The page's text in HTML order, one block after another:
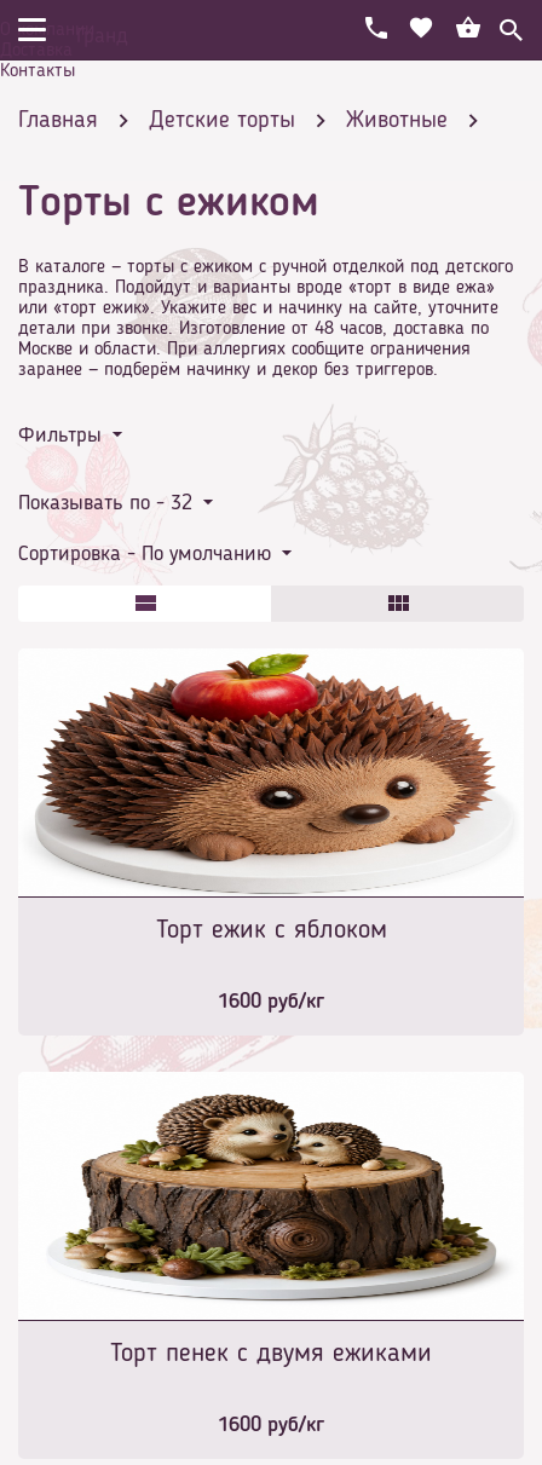
О компании
Контакты
Главная Детские торты Животные
Торты с ежиком
В каталоге — торты с ежиком с ручной отделкой под детского
праздника. Подойдут и варианты вроде «торт в виде ежа»
или «торт ежик». Укажите вес и начинку на сайте, уточните
детали при звонке. Изготовление от 48 часов, доставка по
Москве и области. При аллергиях сообщите ограничения
заранее — подберём начинку и декор без триггеров.
Фильтры
Показывать по - 32
Сортировка - По умолчанию
Торт ежик с яблоком
1600 руб/кг
Торт пенек с двумя ежиками
1600 руб/кг